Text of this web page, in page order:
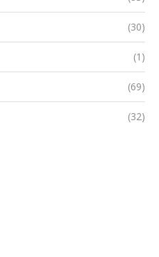
(30)
(1)
(69)
(32)